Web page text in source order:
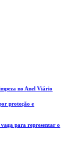
no Anel Viário
proteção e
para representar o